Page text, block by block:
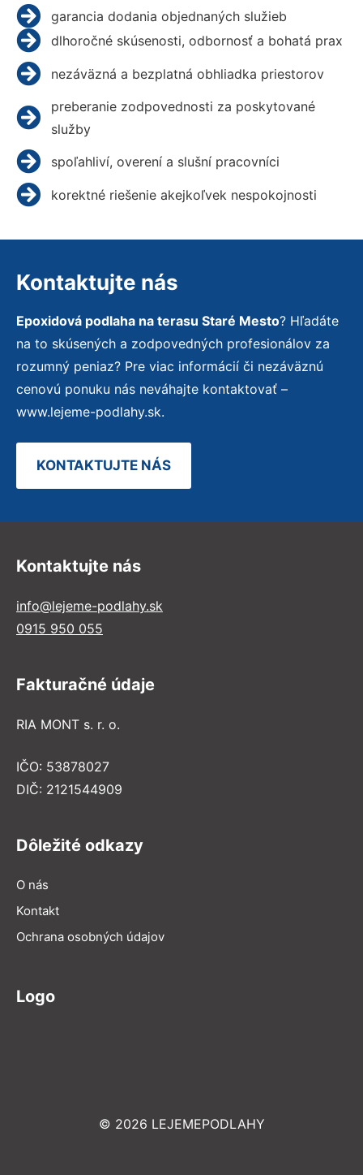
garancia dodania objednaných služieb
dlhoročné skúsenosti, odbornosť a bohatá prax
nezáväzná a bezplatná obhliadka priestorov
preberanie zodpovednosti za poskytované
služby
spoľahliví, overení a slušní pracovníci
korektné riešenie akejkoľvek nespokojnosti
Kontaktujte nás
Epoxidová podlaha na terasu Staré Mesto? Hľadáte
na to skúsených a zodpovedných profesionálov za
rozumný peniaz? Pre viac informácií či nezáväznú
cenovú ponuku nás neváhajte kontaktovať –
www.lejeme-podlahy.sk.
KONTAKTUJTE NÁS
Kontaktujte nás
info@lejeme-podlahy.sk
0915 950 055
Fakturačné údaje
RIA MONT s. r. o.
IČO: 53878027
DIČ: 2121544909
Dôležité odkazy
O nás
Kontakt
Ochrana osobných údajov
Logo
© 2026 LEJEMEPODLAHY